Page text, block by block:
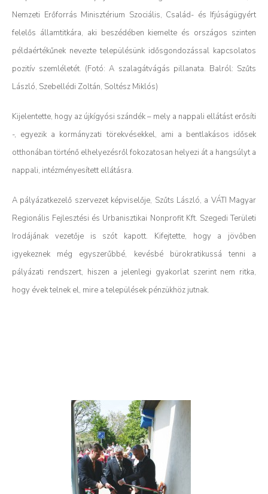
Nemzeti Erőforrás Minisztérium Szociális, Család- és Ifjúságügyért
felelős államtitkára, aki beszédében kiemelte és országos szinten
példaértékűnek nevezte településünk idősgondozással kapcsolatos
pozitív szemléletét. (Fotó:A szalagátvágás pillanata. Balról: Szűts
László, Szebellédi Zoltán, Soltész Miklós)
Kijelentette, hogy az újkígyósi szándék – mely a nappali ellátást erősíti
-, egyezik a kormányzati törekvésekkel, ami a bentlakásos idősek
otthonában történő elhelyezésről fokozatosan helyezi át a hangsúlyt a
nappali, intézményesített ellátásra.
A pályázatkezelő szervezet képviselője, Szűts László, a VÁTI Magyar
Regionális Fejlesztési és Urbanisztikai Nonprofit Kft. Szegedi Területi
Irodájának vezetője is szót kapott. Kifejtette, hogy a jövőben
igyekeznek még egyszerűbbé, kevésbé bürokratikussá tenni a
pályázati rendszert, hiszen a jelenlegi gyakorlat szerint nem ritka,
hogy évek telnek el, mire a települések pénzükhöz jutnak.